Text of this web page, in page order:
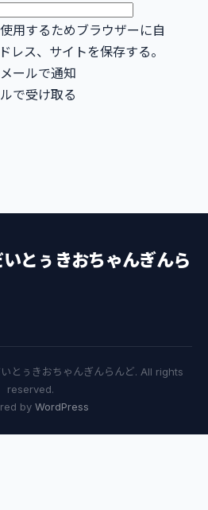
用するためブラウザーに自
レス、サイトを保存する。
ールで通知
で受け取る
とぅきおちゃんぎんら
とぅきおちゃんぎんらんど. All rights
reserved.
by WordPress